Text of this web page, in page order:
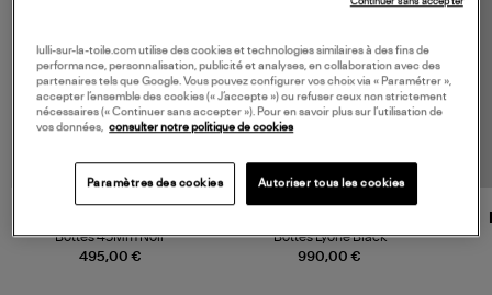
495,00 €
Bottes 45Mm Noir
990,00 €
Bottes Lyone Black
lulli-sur-la-toile.com utilise des cookies et technologies similaires à des fins de
performance, personnalisation, publicité et analyses, en collaboration avec des
partenaires tels que Google. Vous pouvez configurer vos choix via « Paramétrer »,
accepter l’ensemble des cookies (« J’accepte ») ou refuser ceux non strictement
nécessaires (« Continuer sans accepter »). Pour en savoir plus sur l’utilisation de
vos données, consulter notre politique de cookies
Paramètres des cookies Autoriser tous les cookies
Continuer sans accepter